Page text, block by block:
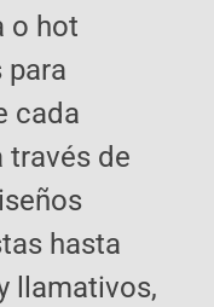
o hot
para
cada
través de
hasta
llamativos,